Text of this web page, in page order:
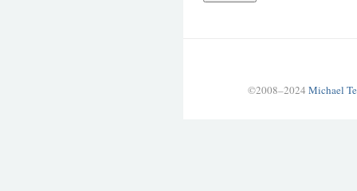
©2008–2024 Michael